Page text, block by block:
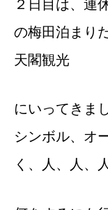
２日目は、連
の梅田泊まり
天閣観光
にいってきま
シンボル、オ
く、人、人、人